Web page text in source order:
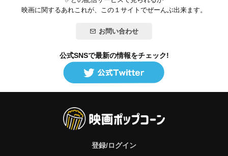
映画に関するあれこれが、この１サイトでぜーんぶ出来ます。
お問い合わせ
公式SNSで最新の情報をチェック!
登録/ログイン